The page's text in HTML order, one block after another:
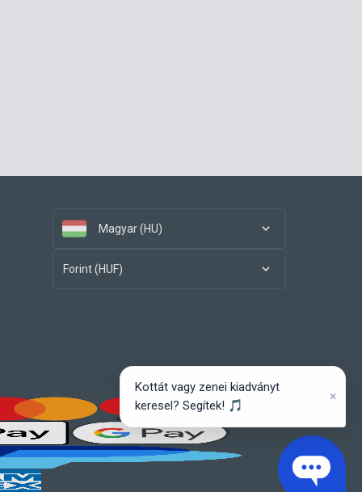
Magyar (HU)
Forint (HUF)
Kottát vagy zenei kiadványt
keresel? Segítek! 🎵
×